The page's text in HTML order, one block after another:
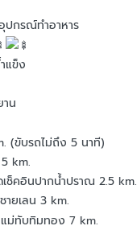
กรณ์ทำอาหาร
แข็ง
น
(ขับรถไม่ถึง 5 นาที)
km.
ช็คอินปากน้ำปราณ 2.5 km.
ายเลน 3 km.
แม่ทับทิมทอง 7 km.